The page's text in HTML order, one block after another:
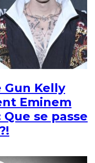
Gun Kelly
Eminem
Que se passe